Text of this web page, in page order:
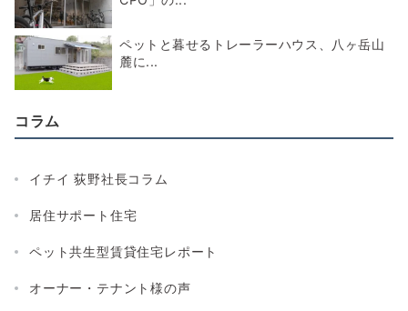
ペットと暮せるトレーラーハウス、八ヶ岳山
麓に...
コラム
イチイ 荻野社長コラム
居住サポート住宅
ペット共生型賃貸住宅レポート
オーナー・テナント様の声